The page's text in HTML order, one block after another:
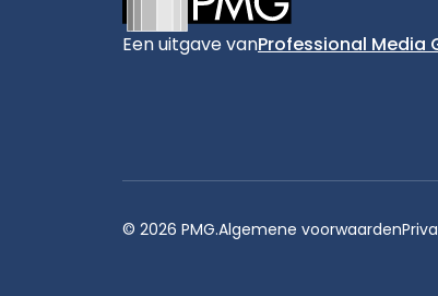
Een uitgave vanProfessional Media
© 2026 PMG.Algemene voorwaarden